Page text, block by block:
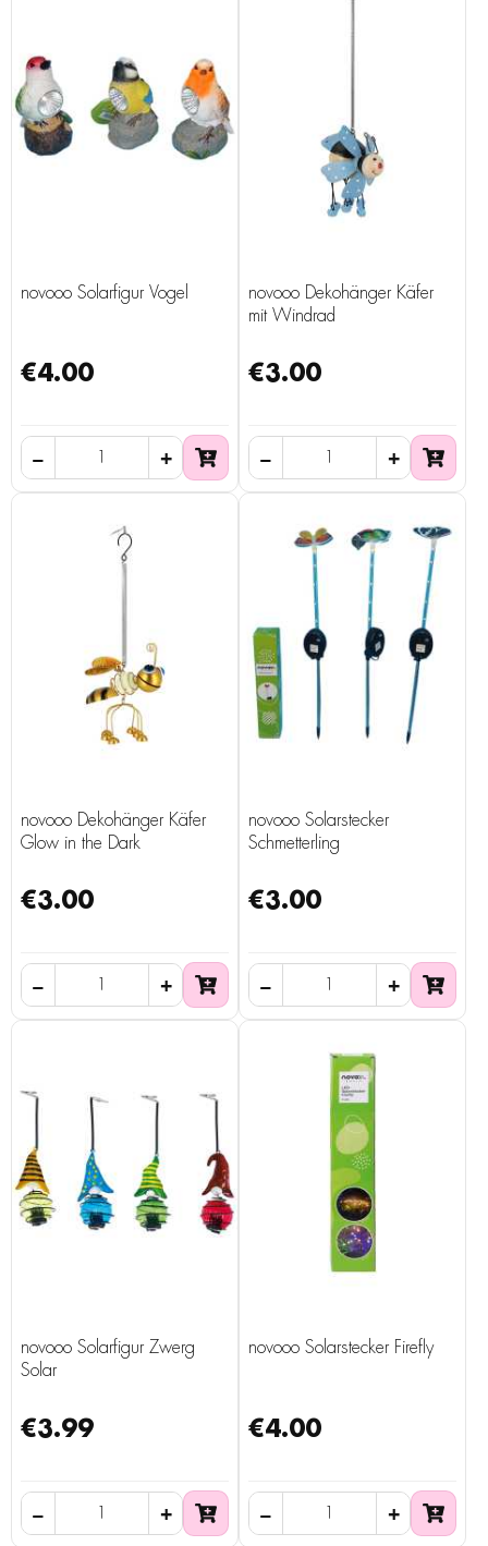
novooo Solarfigur Vogel
€4.00
novooo Dekohänger Käfer
mit Windrad
€3.00
novooo Dekohänger Käfer
Glow in the Dark
€3.00
novooo Solarstecker
Schmetterling
€3.00
novooo Solarfigur Zwerg
Solar
€3.99
novooo Solarstecker Firefly
€4.00